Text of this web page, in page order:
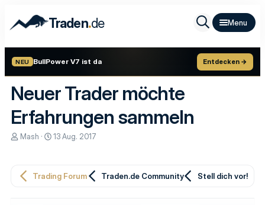
Traden.de
NEU BullPower V7 ist da Entdecken →
Neuer Trader möchte
Erfahrungen sammeln
E
e
Mash
E
e
13 Aug. 2017
Trading Forum Traden.de Community Stell dich vor!